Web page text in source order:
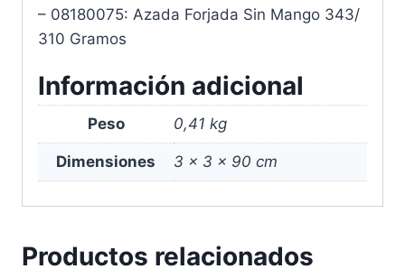
– 08180075: Azada Forjada Sin Mango 343/
310 Gramos
Información adicional
Peso 0,41 kg
Dimensiones 3 × 3 × 90 cm
Productos relacionados